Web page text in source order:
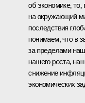
об экономике,
на окружающий
последствия
понимаем, что в
за пределами
нашего роста,
снижение
экономических